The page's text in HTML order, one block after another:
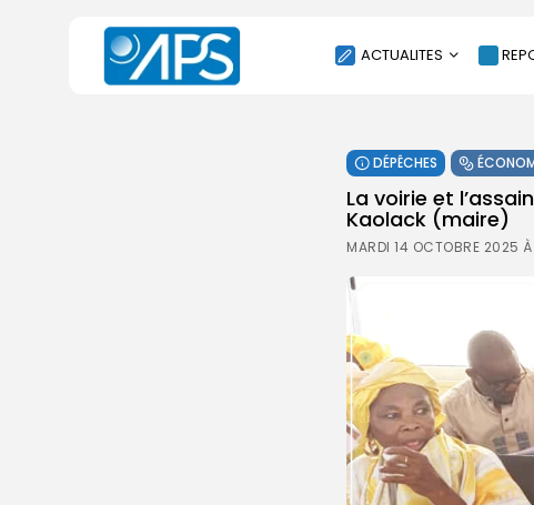
ACTUALITES
SOCIÉTÉ
ÉCONOMIE
CULTURE
INTERNATIONAL
AGENDA
SANTE
DÉPÊCHES
La voirie et
Kaolack (maire)
MARDI 14 OCTOBRE 2025